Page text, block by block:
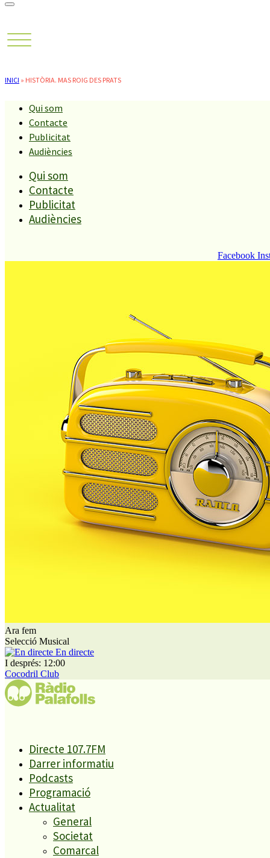
Qui som
Contacte
Publicitat
Audiències
Qui som
Contacte
Publicitat
Audiències
Facebook
Ara fem
Selecció Musical
En directe
I després: 12:00
Cocodril Club
Directe 107.7FM
Darrer informatiu
Podcasts
Programació
Actualitat
General
Societat
Comarcal
INICI » HISTÒRIA. MAS ROIG DES PRATS
Història. Mas Roig des Prats
Qui som
Contacte
Publicitat
Audiències
Audiències
Política de cookies
Reproductor
d'àudio 00:00